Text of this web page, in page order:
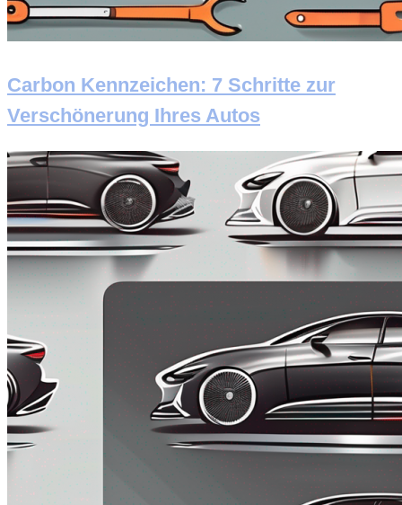
Carbon Kennzeichen: 7 Schritte zur
Verschönerung Ihres Autos